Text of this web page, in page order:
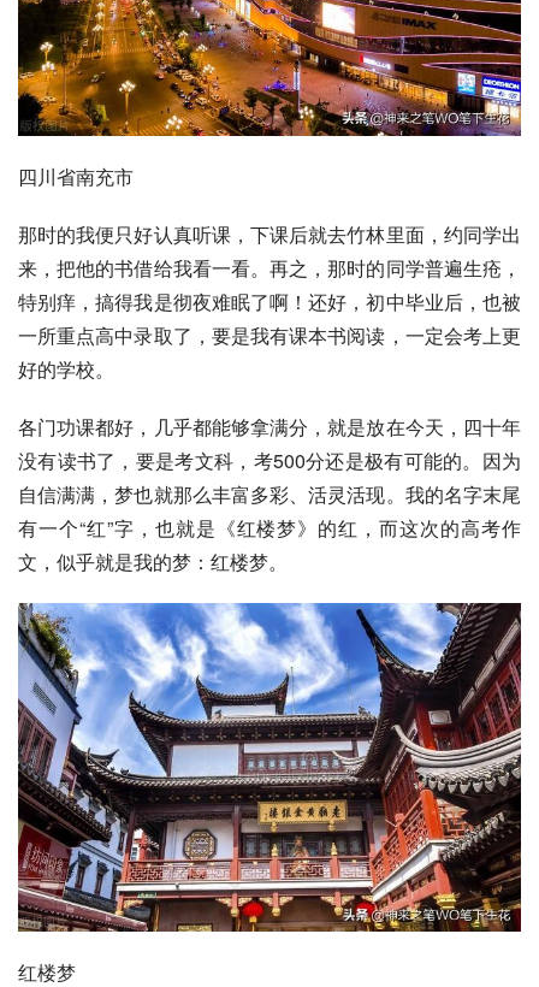
四川省南充市
那时的我便只好认真听课，下课后就去竹林里面，约同学出
来，把他的书借给我看一看。再之，那时的同学普遍生疮，
特别痒，搞得我是彻夜难眠了啊！还好，初中毕业后，也被
一所重点高中录取了，要是我有课本书阅读，一定会考上更
好的学校。
各门功课都好，几乎都能够拿满分，就是放在今天，四十年
没有读书了，要是考文科，考500分还是极有可能的。因为
自信满满，梦也就那么丰富多彩、活灵活现。我的名字末尾
有一个“红”字，也就是《红楼梦》的红，而这次的高考作
文，似乎就是我的梦：红楼梦。
红楼梦